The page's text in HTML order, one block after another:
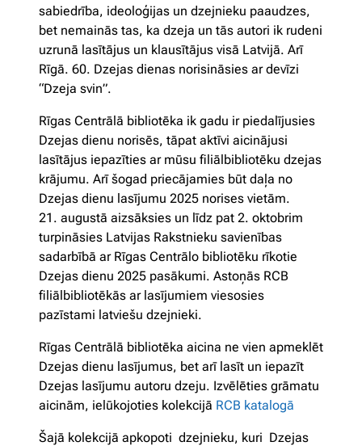
sabiedrība, ideoloģijas un dzejnieku paaudzes,
bet nemainās tas, ka dzeja un tās autori ik rudeni
uzrunā lasītājus un klausītājus visā Latvijā. Arī
Rīgā. 60. Dzejas dienas norisināsies ar devīzi
“Dzeja svin”.
Rīgas Centrālā bibliotēka ik gadu ir piedalījusies
Dzejas dienu norisēs, tāpat aktīvi aicinājusi
lasītājus iepazīties ar mūsu filiālbibliotēku dzejas
krājumu. Arī šogad priecājamies būt daļa no
Dzejas dienu lasījumu 2025 norises vietām.
21. augustā aizsāksies un līdz pat 2. oktobrim
turpināsies Latvijas Rakstnieku savienības
sadarbībā ar Rīgas Centrālo bibliotēku rīkotie
Dzejas dienu 2025 pasākumi. Astoņās RCB
filiālbibliotēkās ar lasījumiem viesosies
pazīstami latviešu dzejnieki.
Rīgas Centrālā bibliotēka aicina ne vien apmeklēt
Dzejas dienu lasījumus, bet arī lasīt un iepazīt
Dzejas lasījumu autoru dzeju. Izvēlēties grāmatu
aicinām, ielūkojoties kolekcijā RCB katalogā
Šajā kolekcijā apkopoti dzejnieku, kuri Dzejas